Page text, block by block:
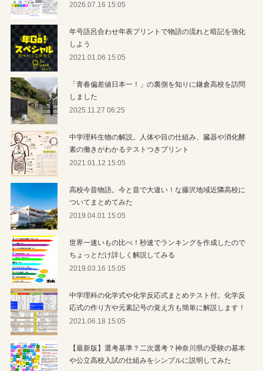
2026.07.16 15:05
年号語呂合わせ年表プリントで物語の流れと暗記を強化
しよう
2021.01.06 15:05
「青春偏差値日本一！」の裏側を知りに鎌倉高校を訪問
しました
2025.11.27 06:25
中学理科生物の解説。人体や目の仕組み、臓器や消化酵
素の働きがわかるテストつきプリント
2021.01.12 15:05
高校今昔物語。今と昔で大違い！な藤沢地域近隣高校に
ついてまとめてみた
2019.04.01 15:05
世界一速いもの比べ！秒速でランキングを作成したので
ちょっとだけ詳しく解説してみる
2019.03.16 15:05
中学理科の化学式や化学反応式まとめテスト付。化学反
応式の作り方や元素記号の覚え方も簡単に解説します！
2021.06.18 15:05
【最新版】選考基準？二次選考？神奈川県の受験の基本
や公立高校入試の仕組みをシンプルに説明してみた